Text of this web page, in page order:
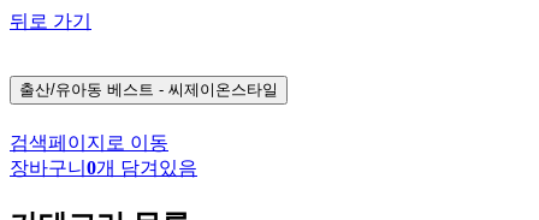
뒤로 가기
출산/유아동 베스트 - 씨제이온스타일
검색페이지로 이동
장바구니 0개 담겨있음